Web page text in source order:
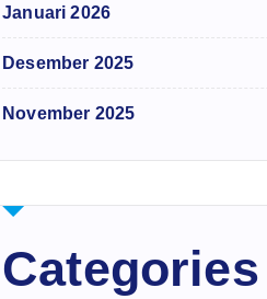
Januari 2026
Desember 2025
November 2025
Categories